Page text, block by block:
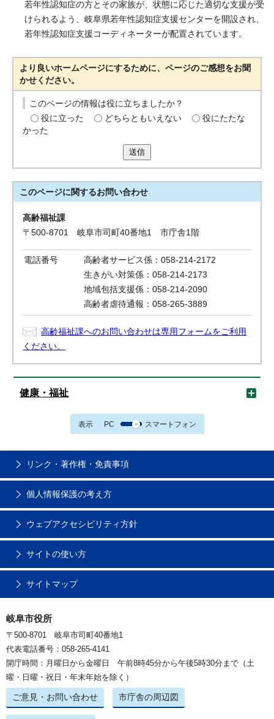
若年性認知症の方とその家族が、状態に応じた適切な支援が受
けられるよう、岐阜県若年性認知症支援センターを開設され、
若年性認知症支援コーディネーターが配置されています。
より良いホームページにするために、ページのご感想をお聞
かせください。
このページの情報は役に立ちましたか？
役に立った
どちらともいえない
役にたたな
かった
送信
このページに関するお問い合わせ
高齢福祉課
〒500-8701 岐阜市司町40番地1 市庁舎1階
電話番号
高齢者サービス係：058-214-2172
生きがい対策係：058-214-2173
地域包括支援係：058-214-2090
高齢者虐待通報：058-265-3889
高齢福祉課へのお問い合わせは専用フォームをご利用
ください。
健康・福祉
表示 PC スマートフォン
リンク・著作権・免責事項
個人情報保護の考え方
ウェブアクセシビリティ方針
サイトの使い方
サイトマップ
岐阜市役所
〒500-8701 岐阜市司町40番地1
代表電話番号：058-265-4141
開庁時間：月曜日から金曜日 午前8時45分から午後5時30分まで（土
曜・日曜・祝日・年末年始を除く）
ご意見・お問い合わせ 市庁舎の周辺図